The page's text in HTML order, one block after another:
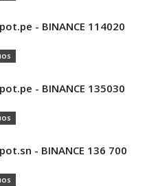
- BINANCE 114020
- BINANCE 135030
- BINANCE 136 700